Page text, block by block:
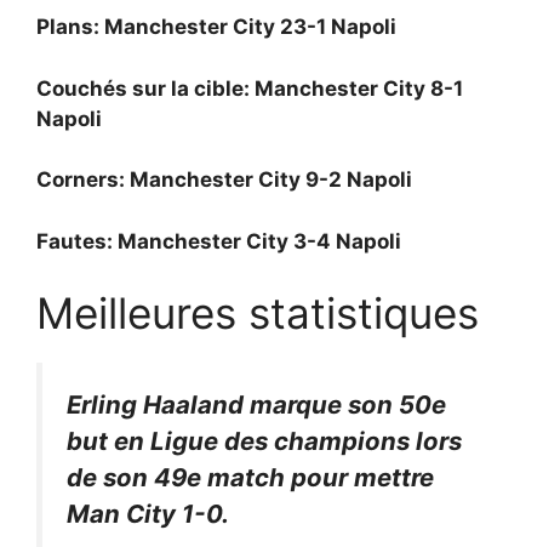
Plans: Manchester City 23-1 Napoli
Couchés sur la cible: Manchester City 8-1
Napoli
Corners: Manchester City 9-2 Napoli
Fautes: Manchester City 3-4 Napoli
Meilleures statistiques
Erling Haaland marque son 50e
but en Ligue des champions lors
de son 49e match pour mettre
Man City 1-0.